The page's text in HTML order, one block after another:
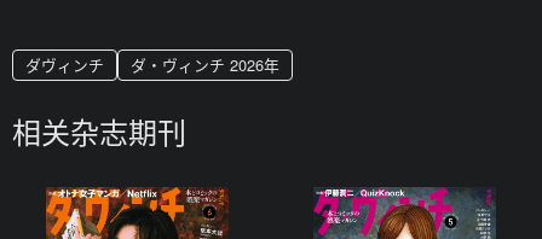
ダヴィンチ ダ・ヴィンチ 2026年
相关杂志期刊